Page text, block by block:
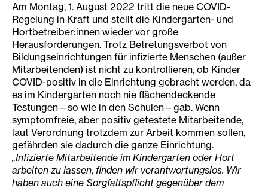
Am Montag, 1. August 2022 tritt die neue COVID-
Regelung in Kraft und stellt die Kindergarten- und
Hortbetreiber:innen wieder vor große
Herausforderungen. Trotz Betretungsverbot von
Bildungseinrichtungen für infizierte Menschen (außer
Mitarbeitenden) ist nicht zu kontrollieren, ob Kinder
COVID-positiv in die Einrichtung gebracht werden, da
es im Kindergarten noch nie flächendeckende
Testungen – so wie in den Schulen – gab. Wenn
symptomfreie, aber positiv getestete Mitarbeitende,
laut Verordnung trotzdem zur Arbeit kommen sollen,
gefährden sie dadurch die ganze Einrichtung.
„Infizierte Mitarbeitende im Kindergarten oder Hort
arbeiten zu lassen, finden wir verantwortungslos. Wir
haben auch eine Sorgfaltspflicht gegenüber dem